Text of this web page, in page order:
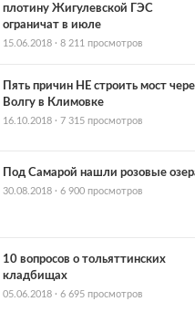
плотину Жигулевской ГЭС
ограничат в июле
15.06.2018 · 8 211 просмотров
Пять причин НЕ строить мост
Волгу в Климовке
16.10.2018 · 7 315 просмотров
Под Самарой нашли розовые
30.08.2018 · 6 900 просмотров
10 вопросов о тольяттинских
кладбищах
05.06.2018 · 6 695 просмотров